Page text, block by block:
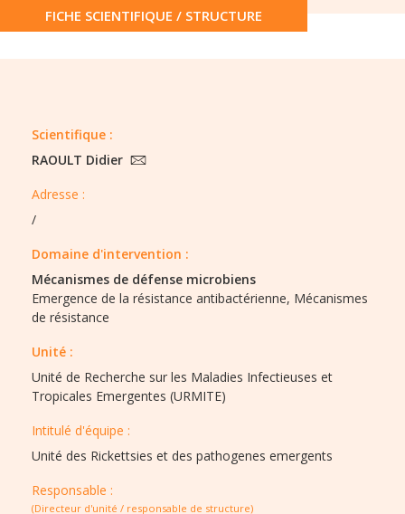
FICHE SCIENTIFIQUE / STRUCTURE
Scientifique :
RAOULT Didier
Adresse :
/
Domaine d'intervention :
Mécanismes de défense microbiens
Emergence de la résistance antibactérienne, Mécanismes
de résistance
Unité :
Unité de Recherche sur les Maladies Infectieuses et
Tropicales Emergentes (URMITE)
Intitulé d'équipe :​
Unité des Rickettsies et des pathogenes emergents
Responsable :
(Directeur d'unité / responsable de structure)